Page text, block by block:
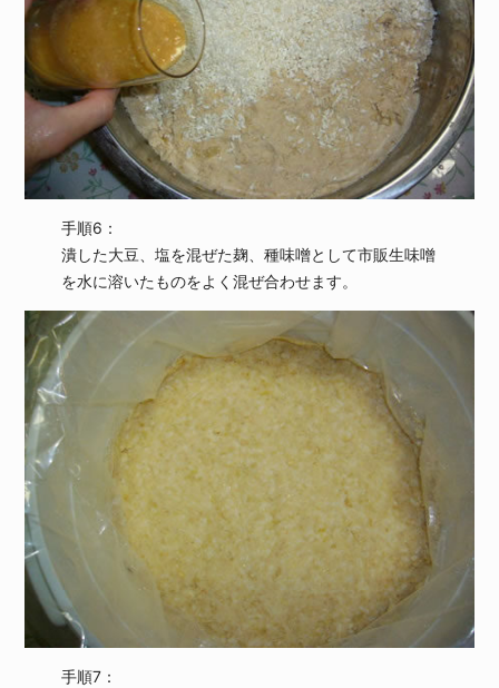
手順6：
潰した大豆、塩を混ぜた麹、種味噌として市販生味噌
を水に溶いたものをよく混ぜ合わせます。
手順7：